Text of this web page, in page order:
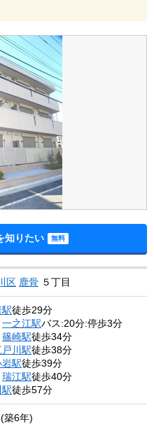
知りたい
区 鹿骨 ５丁目
徒歩29分
一之江駅バス:20分:停歩3分
篠崎駅徒歩34分
戸川駅徒歩38分
岩駅徒歩39分
瑞江駅徒歩40分
徒歩57分
築6年)